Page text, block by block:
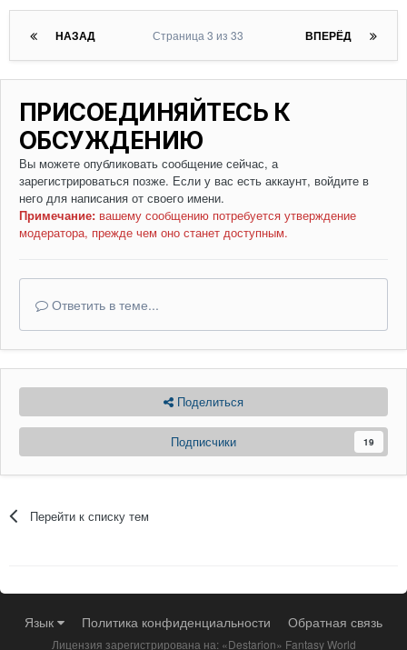
НАЗАД ВПЕРЁД
Страница 3 из 33
ПРИСОЕДИНЯЙТЕСЬ К
ОБСУЖДЕНИЮ
Вы можете опубликовать сообщение сейчас, а
зарегистрироваться позже. Если у вас есть аккаунт, войдите в
него для написания от своего имени.
Примечание: вашему сообщению потребуется утверждение
модератора, прежде чем оно станет доступным.
Ответить в теме...
Поделиться
Подписчики 19
Перейти к списку тем
Язык Политика конфиденциальности Обратная связь
Лицензия зарегистрирована на: «Destarion» Fantasy World